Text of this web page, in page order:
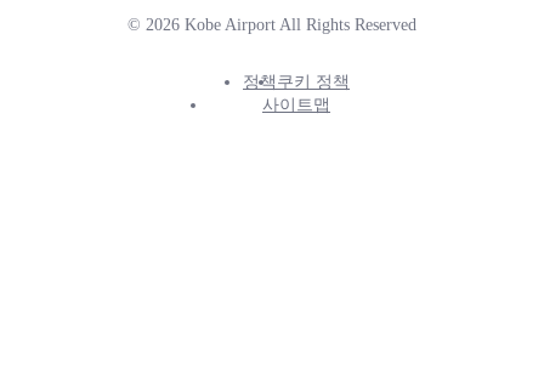
© 2026 Kobe Airport All Rights Reserved
Footer
정책 쿠키 정책
사이트맵